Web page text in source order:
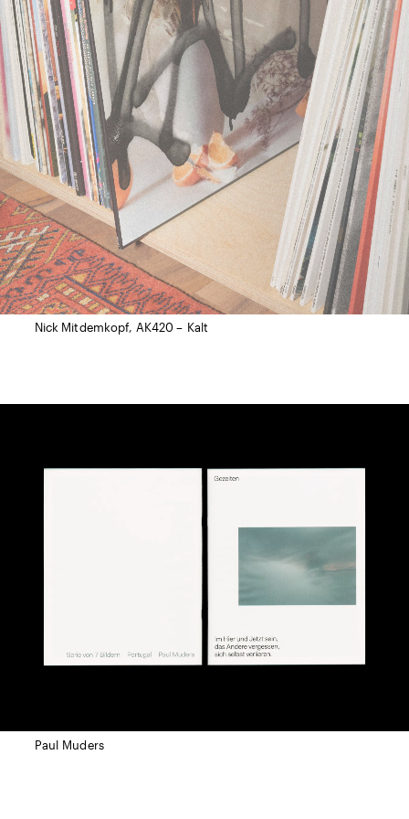
Nick Mitdemkopf, AK420 – Kalt
Paul Muders